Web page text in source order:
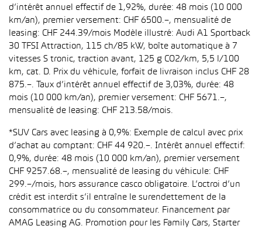
d’intérêt annuel effectif de 1,92%, durée: 48 mois (10 000
km/an), premier versement: CHF 6500.–, mensualité de
leasing: CHF 244.39/mois Modèle illustré: Audi A1 Sportback
30 TFSI Attraction, 115 ch/85 kW, boîte automatique à 7
vitesses S tronic, traction avant, 125 g CO2/km, 5,5 l/100
km, cat. D. Prix du véhicule, forfait de livraison inclus CHF 28
875.–. Taux d’intérêt annuel effectif de 3,03%, durée: 48
mois (10 000 km/an), premier versement: CHF 5671.–,
mensualité de leasing: CHF 213.58/mois.
*SUV Cars avec leasing à 0,9%: Exemple de calcul avec prix
d’achat au comptant: CHF 44 920.–. Intérêt annuel effectif:
0,9%, durée: 48 mois (10 000 km/an), premier versement
CHF 9257.68.–, mensualité de leasing du véhicule: CHF
299.–/mois, hors assurance casco obligatoire. L’octroi d’un
crédit est interdit s’il entraîne le surendettement de la
consommatrice ou du consommateur. Financement par
AMAG Leasing AG. Promotion pour les Family Cars, Starter